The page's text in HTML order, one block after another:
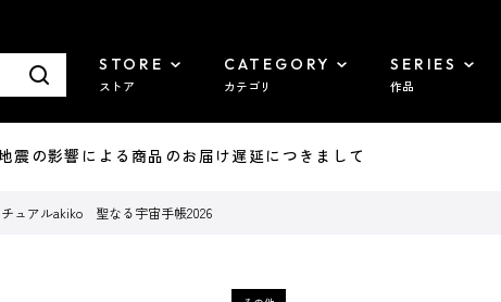
STORE
ストア
CATEGORY
カテゴリ
SERIES
作品
の影響による商品のお届け遅延につきまして
ュアルakiko 聖なる宇宙手帳2026